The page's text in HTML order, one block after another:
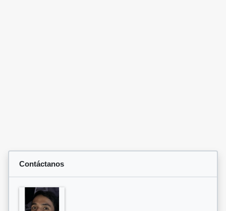
Contáctanos